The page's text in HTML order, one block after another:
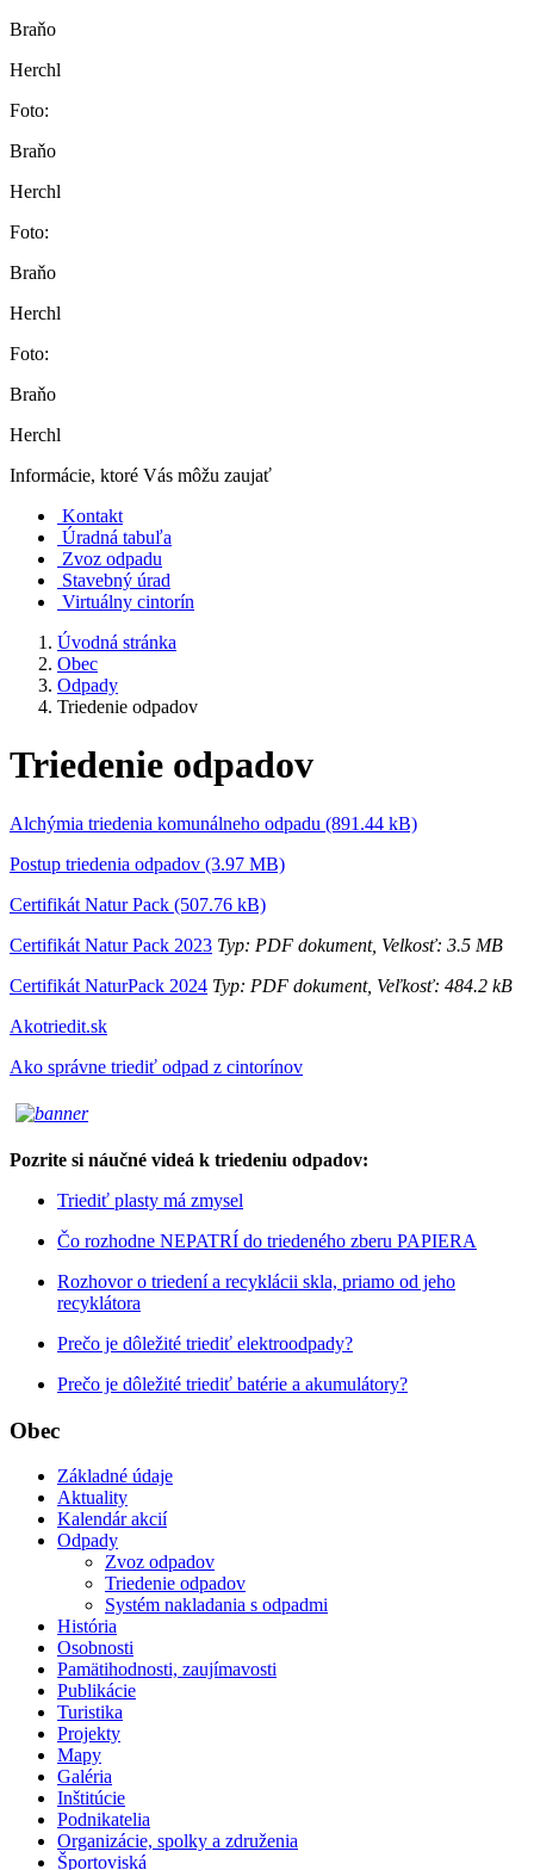
Braňo
Herchl
Foto:
Braňo
Herchl
Foto:
Braňo
Herchl
Foto:
Braňo
Herchl
Informácie, ktoré Vás môžu zaujať
Kontakt
Úradná tabuľa
Zvoz odpadu
Stavebný úrad
Virtuálny cintorín
Úvodná stránka
Obec
Odpady
Triedenie odpadov
Triedenie odpadov
Alchýmia triedenia komunálneho odpadu (891.44 kB)
Postup triedenia odpadov (3.97 MB)
Certifikát Natur Pack (507.76 kB)
Certifikát Natur Pack 2023 Typ: PDF dokument, Velkosť: 3.5 MB
Certifikát NaturPack 2024 Typ: PDF dokument, Veľkosť: 484.2 kB
Akotriedit.sk
Ako správne triediť odpad z cintorínov
Pozrite si náučné videá k triedeniu odpadov:
Triediť plasty má zmysel
Čo rozhodne NEPATRÍ do triedeného zberu PAPIERA
Rozhovor o triedení a recyklácii skla, priamo od jeho
recyklátora
Prečo je dôležité triediť elektroodpady?
Prečo je dôležité triediť batérie a akumulátory?
Obec
Základné údaje
Aktuality
Kalendár akcií
Odpady
Zvoz odpadov
Triedenie odpadov
Systém nakladania s odpadmi
História
Osobnosti
Pamätihodnosti, zaujímavosti
Publikácie
Turistika
Projekty
Mapy
Galéria
Inštitúcie
Podnikatelia
Organizácie, spolky a združenia
Športoviská